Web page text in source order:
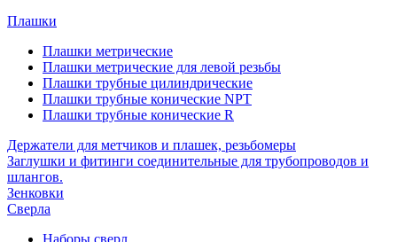
Плашки
Плашки метрические
Плашки метрические для левой резьбы
Плашки трубные цилиндрические
Плашки трубные конические NPT
Плашки трубные конические R
Держатели для метчиков и плашек, резьбомеры
Заглушки и фитинги соединительные для трубопроводов и
шлангов.
Зенковки
Сверла